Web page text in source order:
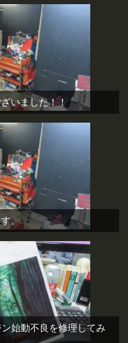
いました！！
。
始動不良を修理してみ